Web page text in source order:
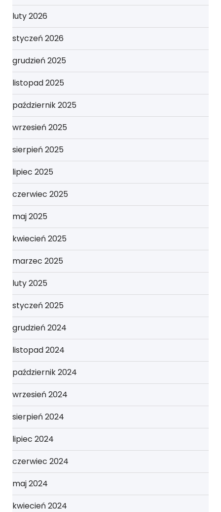
luty 2026
styczeń 2026
grudzień 2025
listopad 2025
październik 2025
wrzesień 2025
sierpień 2025
lipiec 2025
czerwiec 2025
maj 2025
kwiecień 2025
marzec 2025
luty 2025
styczeń 2025
grudzień 2024
listopad 2024
październik 2024
wrzesień 2024
sierpień 2024
lipiec 2024
czerwiec 2024
maj 2024
kwiecień 2024